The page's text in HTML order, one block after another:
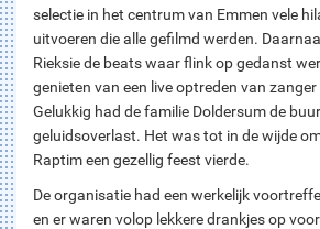
selectie in het centrum van Emmen vele
uitvoeren die alle gefilmd werden.
Rieksie de beats waar flink op gedanst
genieten van een live optreden van
Gelukkig had de familie Doldersum de
geluidsoverlast. Het was tot in de wijde
Raptim een gezellig feest vierde.
De organisatie had een werkelijk
en er waren volop lekkere drankjes op